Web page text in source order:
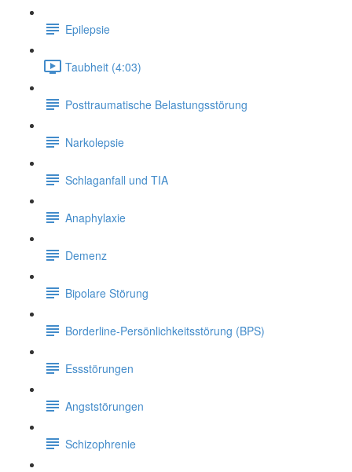
Epilepsie
Taubheit (4:03)
Posttraumatische Belastungsstörung
Narkolepsie
Schlaganfall und TIA
Anaphylaxie
Demenz
Bipolare Störung
Borderline-Persönlichkeitsstörung (BPS)
Essstörungen
Angststörungen
Schizophrenie